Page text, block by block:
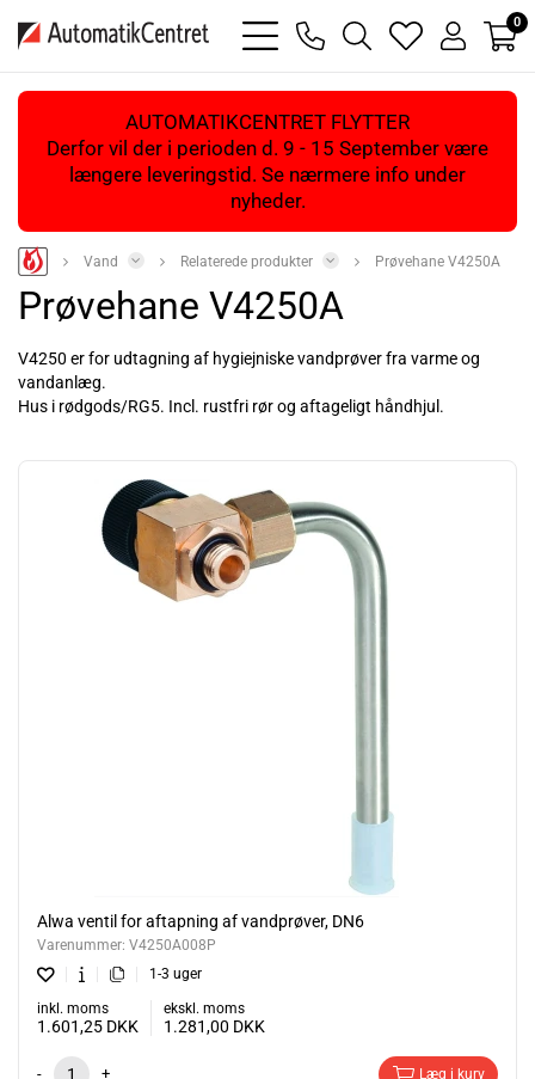
bars
light
phone
magnifying
glass
heart
light
user
light
0
AUTOMATIKCENTRET FLYTTER
Derfor vil der i perioden d. 9 - 15 September være
længere leveringstid. Se nærmere info under
nyheder.
Vand Relaterede produkter Prøvehane V4250A
Prøvehane V4250A
V4250 er for udtagning af hygiejniske vandprøver fra varme og
vandanlæg.
Hus i rødgods/RG5. Incl. rustfri rør og aftageligt håndhjul.
Læs mere
Alwa ventil for aftapning af vandprøver, DN6
Varenummer: V4250A008P
1-3 uger
inkl. moms
1.601,25 DKK
ekskl. moms
1.281,00 DKK
- + Læg i kurv